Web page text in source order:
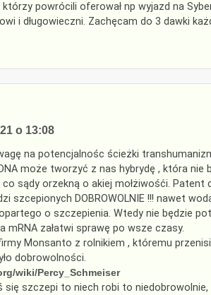
którzy powrócili oferował np wyjazd na
i długowieczni. Zachęcam do 3 dawki
o 13:08
na potencjalnośc ścieżki
może tworzyć z nas hybrydę , która nie
sądy orzekną o akiej mołżiwośći. Patent
szcepionych DOBROWOLNIE !!! nawet
o szczepienia. Wtedy nie będzie
mRNA załatwi sprawę po wsze czasy.
Monsanto z rolnikiem , któremu
dobrowolności.
wiki/Percy_Schmeiser
się szczepi to niech robi to niedobrowolnie,